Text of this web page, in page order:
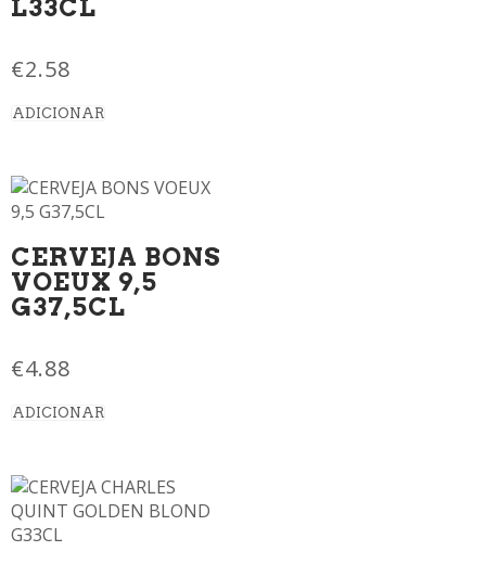
L33CL
€2.58
ADICIONAR
CERVEJA BONS
VOEUX 9,5
G37,5CL
€4.88
ADICIONAR